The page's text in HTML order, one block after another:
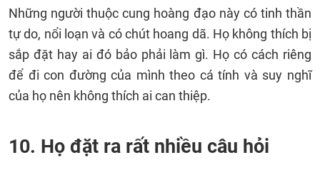
Những người thuộc cung hoàng đạo này có tinh thần
tự do, nổi loạn và có chút hoang dã. Họ không thích bị
sắp đặt hay ai đó bảo phải làm gì. Họ có cách riêng
để đi con đường của mình theo cá tính và suy nghĩ
của họ nên không thích ai can thiệp.
10. Họ đặt ra rất nhiều câu hỏi